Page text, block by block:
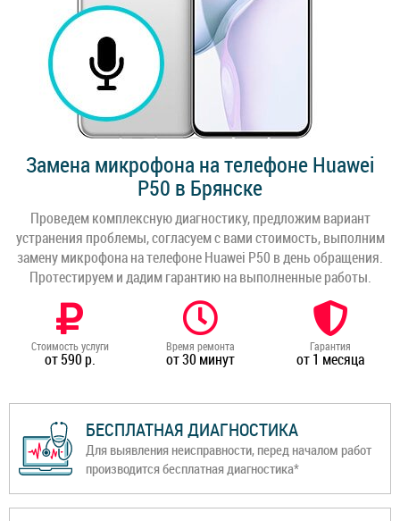
Замена микрофона на телефоне Huawei
P50 в Брянске
Проведем комплексную диагностику, предложим вариант
устранения проблемы, согласуем с вами стоимость, выполним
замену микрофона на телефоне Huawei P50 в день обращения.
Протестируем и дадим гарантию на выполненные работы.
Стоимость услуги
от 590 р.
Время ремонта
от 30 минут
Гарантия
от 1 месяца
БЕСПЛАТНАЯ ДИАГНОСТИКА
Для выявления неисправности, перед началом работ
производится бесплатная диагностика*